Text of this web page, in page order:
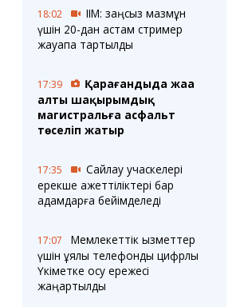
18:02
ІІМ: заңсыз мазмұн
үшін 20-дан астам стример
жауапқа тартылды
17:39
Қарағандыда жаңа
алты шақырымдық
магистральға асфальт
төселіп жатыр
17:35
Сайлау учаскелері
ерекше қажеттіліктері бар
адамдарға бейімделеді
17:07
Мемлекеттік қызметтер
үшін ұялы телефонды цифрлық
Үкіметке қосу ережесі
жаңартылды